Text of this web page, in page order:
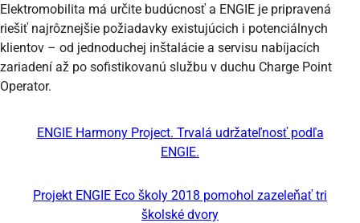
Elektromobilita má určite budúcnosť a ENGIE je pripravená
riešiť najrôznejšie požiadavky existujúcich i potenciálnych
klientov – od jednoduchej inštalácie a servisu nabíjacích
zariadení až po sofistikovanú službu v duchu Charge Point
Operator.
ENGIE Harmony Project. Trvalá udržateľnosť podľa
ENGIE.
Projekt ENGIE Eco školy 2018 pomohol zazeleňať tri
školské dvory